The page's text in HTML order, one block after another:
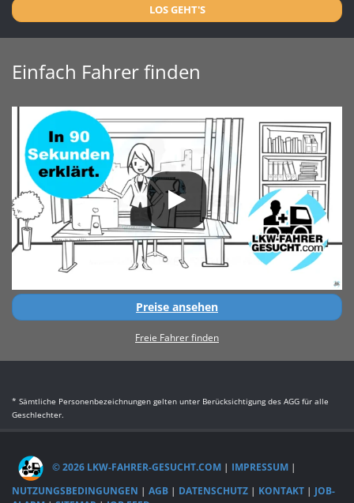
LOS GEHT'S
Einfach Fahrer finden
Preise ansehen
Freie Fahrer finden
* Sämtliche Personenbezeichnungen gelten unter Berücksichtigung des AGG für alle
Geschlechter.
© 2026 LKW-FAHRER-GESUCHT.COM | IMPRESSUM |
NUTZUNGSBEDINGUNGEN | AGB | DATENSCHUTZ | KONTAKT | JOB-